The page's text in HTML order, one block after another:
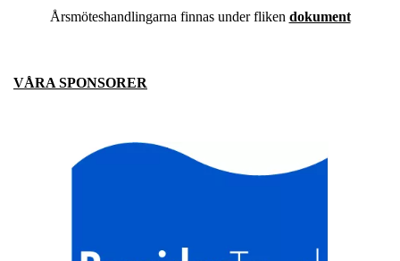
Årsmöteshandlingarna finnas under fliken dokument
VÅRA SPONSORER